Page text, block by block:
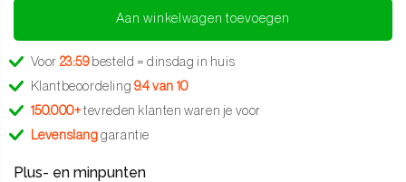
Aan winkelwagen toevoegen
Voor 23:59besteld = dinsdag in huis
Klantbeoordeling 9.4 van 10
150.000+tevreden klanten waren je voor
Levenslang garantie
Plus- en minpunten